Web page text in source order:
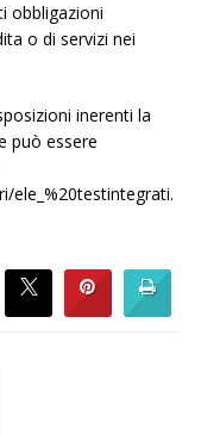
obbligazioni
o di servizi nei
inerenti la
può essere
ele_%20testintegrati.